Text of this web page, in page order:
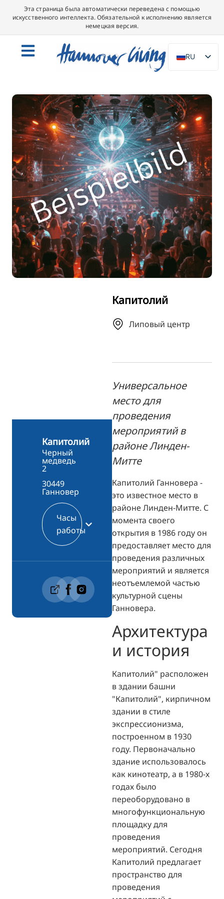
Эта страница была автоматически переведена с помощью
искусственного интеллекта. Обязательной к исполнению является
немецкая версия.
RU
DE
NL
PL
ES
IT
DA
SV
FR
PT
TR
FI
ZH
UK
Капитолий
Липовый центр
Универсальное
место для
проведения
мероприятий в
районе Линден-
Митте
Капитолий Ганновера -
это известное место в
районе Линден-Митте. С
момента своего
открытия в 1986 году он
предоставляет место для
проведения различных
мероприятий и является
неотъемлемой частью
культурной сцены
Ганновера.
Архитектура
и история
Капитолий" расположен
в здании башни
"Капитолий", кирпичном
здании в стиле
экспрессионизма,
построенном в 1930
году. Первоначально
здание использовалось
как кинотеатр, а в 1980-х
годах было
переоборудовано в
многофункциональную
площадку для
проведения
мероприятий. Сегодня
Капитолий предлагает
пространство для
проведения
Капитолий
Черный
медведь
2
30449
Ганновер
Часы
работы